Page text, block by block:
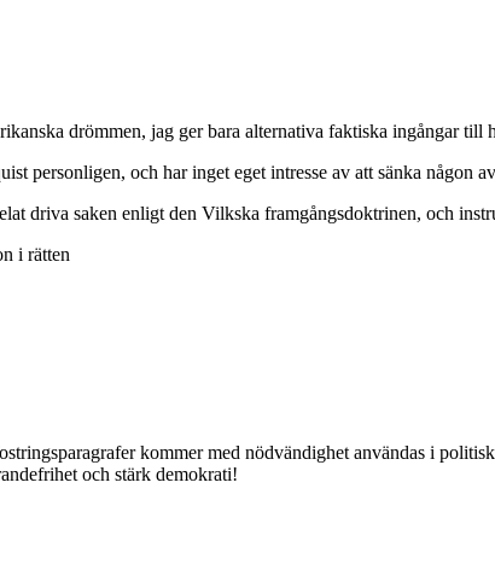
drömmen, jag ger bara alternativa faktiska ingångar till
personligen, och har inget eget intresse av att sänka någon
driva saken enligt den Vilkska framgångsdoktrinen, och
i rätten
kommer med nödvändighet användas i
och stärk demokrati!